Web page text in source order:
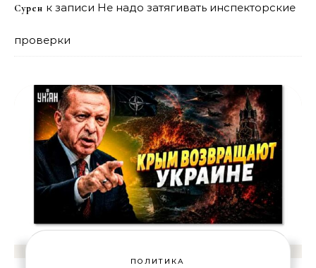
Сурен к записи Не надо затягивать инспекторские
проверки
ПОЛИТИКА